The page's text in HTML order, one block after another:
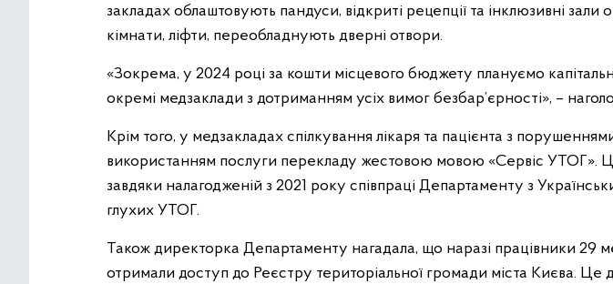
закладах облаштовують пандуси, відкриті рецепції та інклюзивні зали
кімнати, ліфти, переобладнують дверні отвори.
«Зокрема, у 2024 році за кошти місцевого бюджету плануємо
окремі медзаклади з дотриманням усіх вимог безбар’єрності», –
Крім того, у медзакладах спілкування лікаря та пацієнта з
використанням послуги перекладу жестовою мовою «Сервіс УТОГ».
завдяки налагодженій з 2021 року співпраці Департаменту з
глухих УТОГ.
Також директорка Департаменту нагадала, що наразі працівники 29
отримали доступ до Реєстру територіальної громади міста Києва. Це